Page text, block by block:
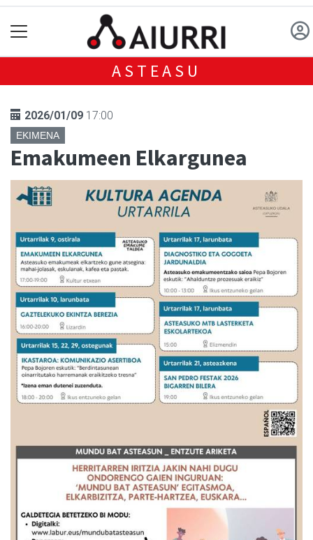
ASTEASU
2026/01/09 17:00
EKIMENA
Emakumeen Elkargunea